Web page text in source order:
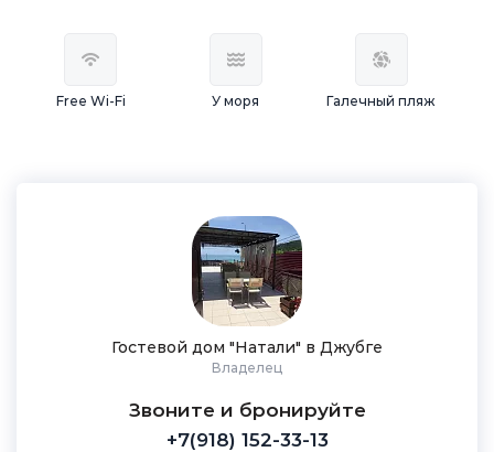
Free Wi-Fi У моря Галечный пляж
Гостевой дом "Натали" в Джубге
Владелец
Звоните и бронируйте
+7(918) 152-33-13